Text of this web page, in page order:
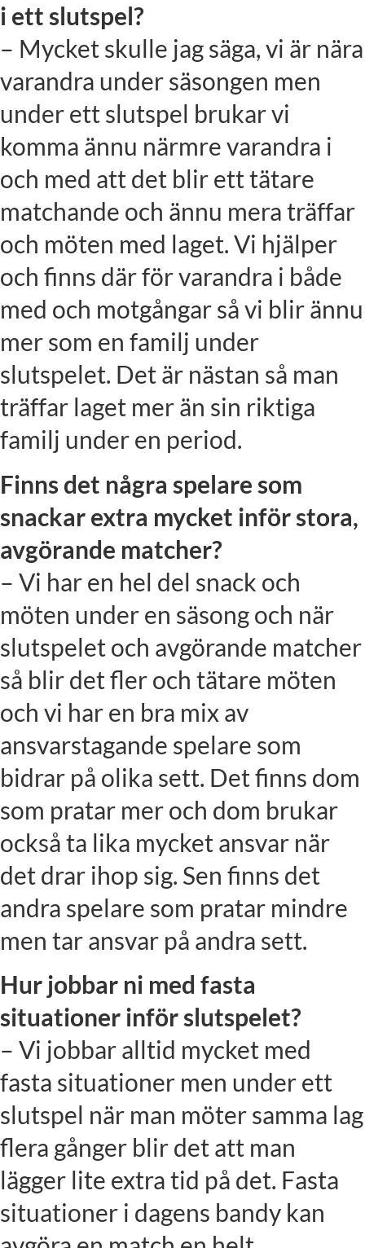
i ett slutspel?
– Mycket skulle jag säga, vi är nära
varandra under säsongen men
under ett slutspel brukar vi
komma ännu närmre varandra i
och med att det blir ett tätare
matchande och ännu mera träffar
och möten med laget. Vi hjälper
och finns där för varandra i både
med och motgångar så vi blir ännu
mer som en familj under
slutspelet. Det är nästan så man
träffar laget mer än sin riktiga
familj under en period.
Finns det några spelare som
snackar extra mycket inför stora,
avgörande matcher?
– Vi har en hel del snack och
möten under en säsong och när
slutspelet och avgörande matcher
så blir det fler och tätare möten
och vi har en bra mix av
ansvarstagande spelare som
bidrar på olika sett. Det finns dom
som pratar mer och dom brukar
också ta lika mycket ansvar när
det drar ihop sig. Sen finns det
andra spelare som pratar mindre
men tar ansvar på andra sett.
Hur jobbar ni med fasta
situationer inför slutspelet?
– Vi jobbar alltid mycket med
fasta situationer men under ett
slutspel när man möter samma lag
flera gånger blir det att man
lägger lite extra tid på det. Fasta
situationer i dagens bandy kan